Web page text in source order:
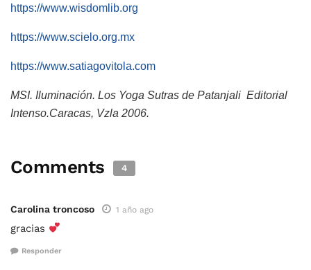
https://www.wisdomlib.org
https://www.scielo.org.mx
https://www.satiagovitola.com
MSI. Iluminación. Los Yoga Sutras de Patanjali Editorial
Intenso.Caracas, Vzla 2006.
Comments 4
Carolina troncoso 1 año ago
gracias
Responder